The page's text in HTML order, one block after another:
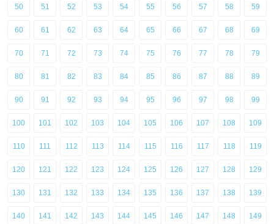
50 51 52 53 54 55 56 57 58 59
60 61 62 63 64 65 66 67 68 69
70 71 72 73 74 75 76 77 78 79
80 81 82 83 84 85 86 87 88 89
90 91 92 93 94 95 96 97 98 99
100 101 102 103 104 105 106 107 108 109
110 111 112 113 114 115 116 117 118 119
120 121 122 123 124 125 126 127 128 129
130 131 132 133 134 135 136 137 138 139
140 141 142 143 144 145 146 147 148 149